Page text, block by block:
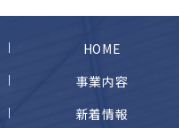
HOME
事業内容
新着情報